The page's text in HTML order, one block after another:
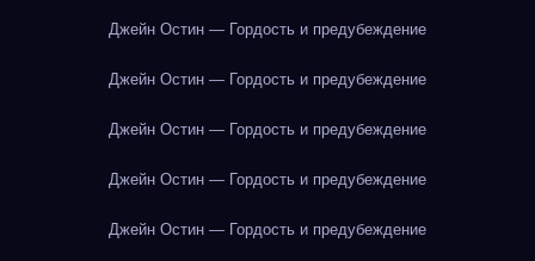
Джейн Остин — Гордость и предубеждение
Джейн Остин — Гордость и предубеждение
Джейн Остин — Гордость и предубеждение
Джейн Остин — Гордость и предубеждение
Джейн Остин — Гордость и предубеждение